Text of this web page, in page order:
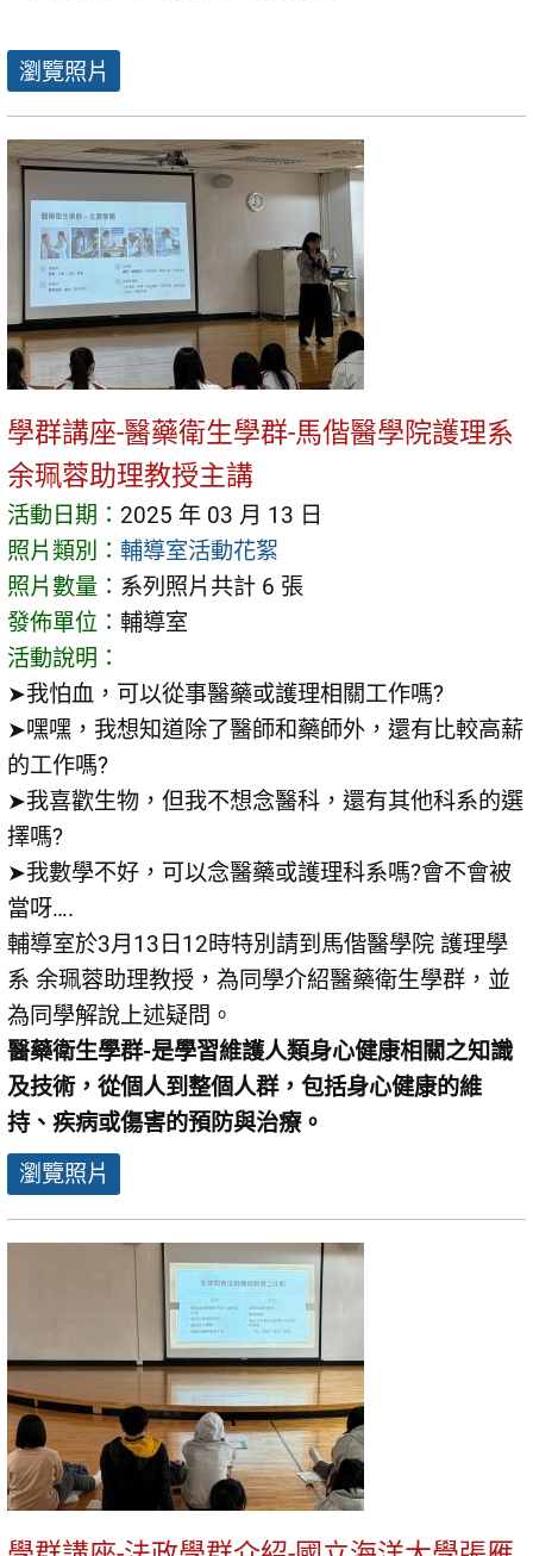
瀏覽照片
學群講座-醫藥衛生學群-馬偕醫學院護理系
余珮蓉助理教授主講
活動日期： 2025 年 03 月 13 日
照片類別： 輔導室活動花絮
照片數量： 系列照片共計 6 張
發佈單位： 輔導室
活動說明：
➤我怕血，可以從事醫藥或護理相關工作嗎?
➤嘿嘿，我想知道除了醫師和藥師外，還有比較高薪
的工作嗎?
➤我喜歡生物，但我不想念醫科，還有其他科系的選
擇嗎?
➤我數學不好，可以念醫藥或護理科系嗎?會不會被
當呀….
輔導室於3月13日12時特別請到馬偕醫學院 護理學
系 余珮蓉助理教授，為同學介紹醫藥衛生學群，並
為同學解說上述疑問。
醫藥衛生學群-是學習維護人類身心健康相關之知識
及技術，從個人到整個人群，包括身心健康的維
持、疾病或傷害的預防與治療。
瀏覽照片